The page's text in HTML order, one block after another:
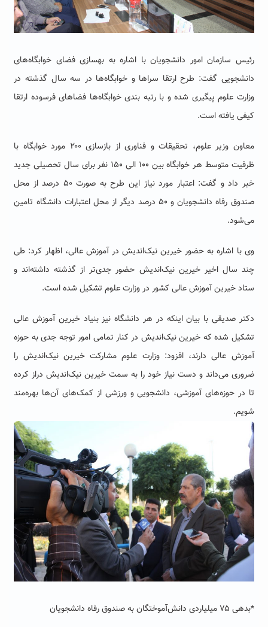
رئیس سازمان امور دانشجویان با اشاره به بهسازی فضای خوابگاه‌های
دانشجویی گفت: طرح ارتقا سراها و خوابگاه‌ها در سه سال گذشته در
وزارت علوم پیگیری شده و با رتبه بندی خوابگاه‌ها فضاهای فرسوده ارتقا
کیفی یافته است.
معاون وزیر علوم، تحقیقات و فناوری از بازسازی ۲۰۰ مورد خوابگاه با
ظرفیت متوسط هر خوابگاه بین ۱۰۰ الی ۱۵۰ نفر برای سال تحصیلی جدید
خبر داد و گفت: اعتبار مورد نیاز این طرح به صورت ۵۰ درصد از محل
صندوق رفاه دانشجویان و ۵۰ درصد دیگر از محل اعتبارات دانشگاه تامین
می‌شود.
وی با اشاره به حضور خیرین نیک‌اندیش در آموزش عالی، اظهار کرد: طی
چند سال اخیر خیرین نیک‌اندیش حضور جدی‌تر از گذشته داشته‌اند و
ستاد خیرین آموزش عالی کشور در وزارت علوم تشکیل شده است.
دکتر صدیقی با بیان اینکه در هر دانشگاه نیز بنیاد خیرین آموزش عالی
تشکیل شده که خیرین نیک‌اندیش در کنار تمامی امور توجه جدی به حوزه
آموزش عالی دارند، افزود: وزارت علوم مشارکت خیرین نیک‌اندیش را
ضروری می‌داند و دست نیاز خود را به سمت خیرین نیک‌اندیش دراز کرده
تا در حوزه‌های آموزشی، دانشجویی و ورزشی از کمک‌های آن‌ها بهره‌مند
شویم.
*بدهی ۷۵ میلیاردی دانش‌آموختگان به صندوق رفاه دانشجویان